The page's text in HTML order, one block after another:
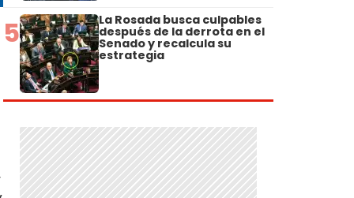
5 La Rosada busca culpables
después de la derrota en el
Senado y recalcula su
estrategia